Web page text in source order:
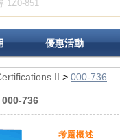
優惠活動
II > 000-736
736
考題概述